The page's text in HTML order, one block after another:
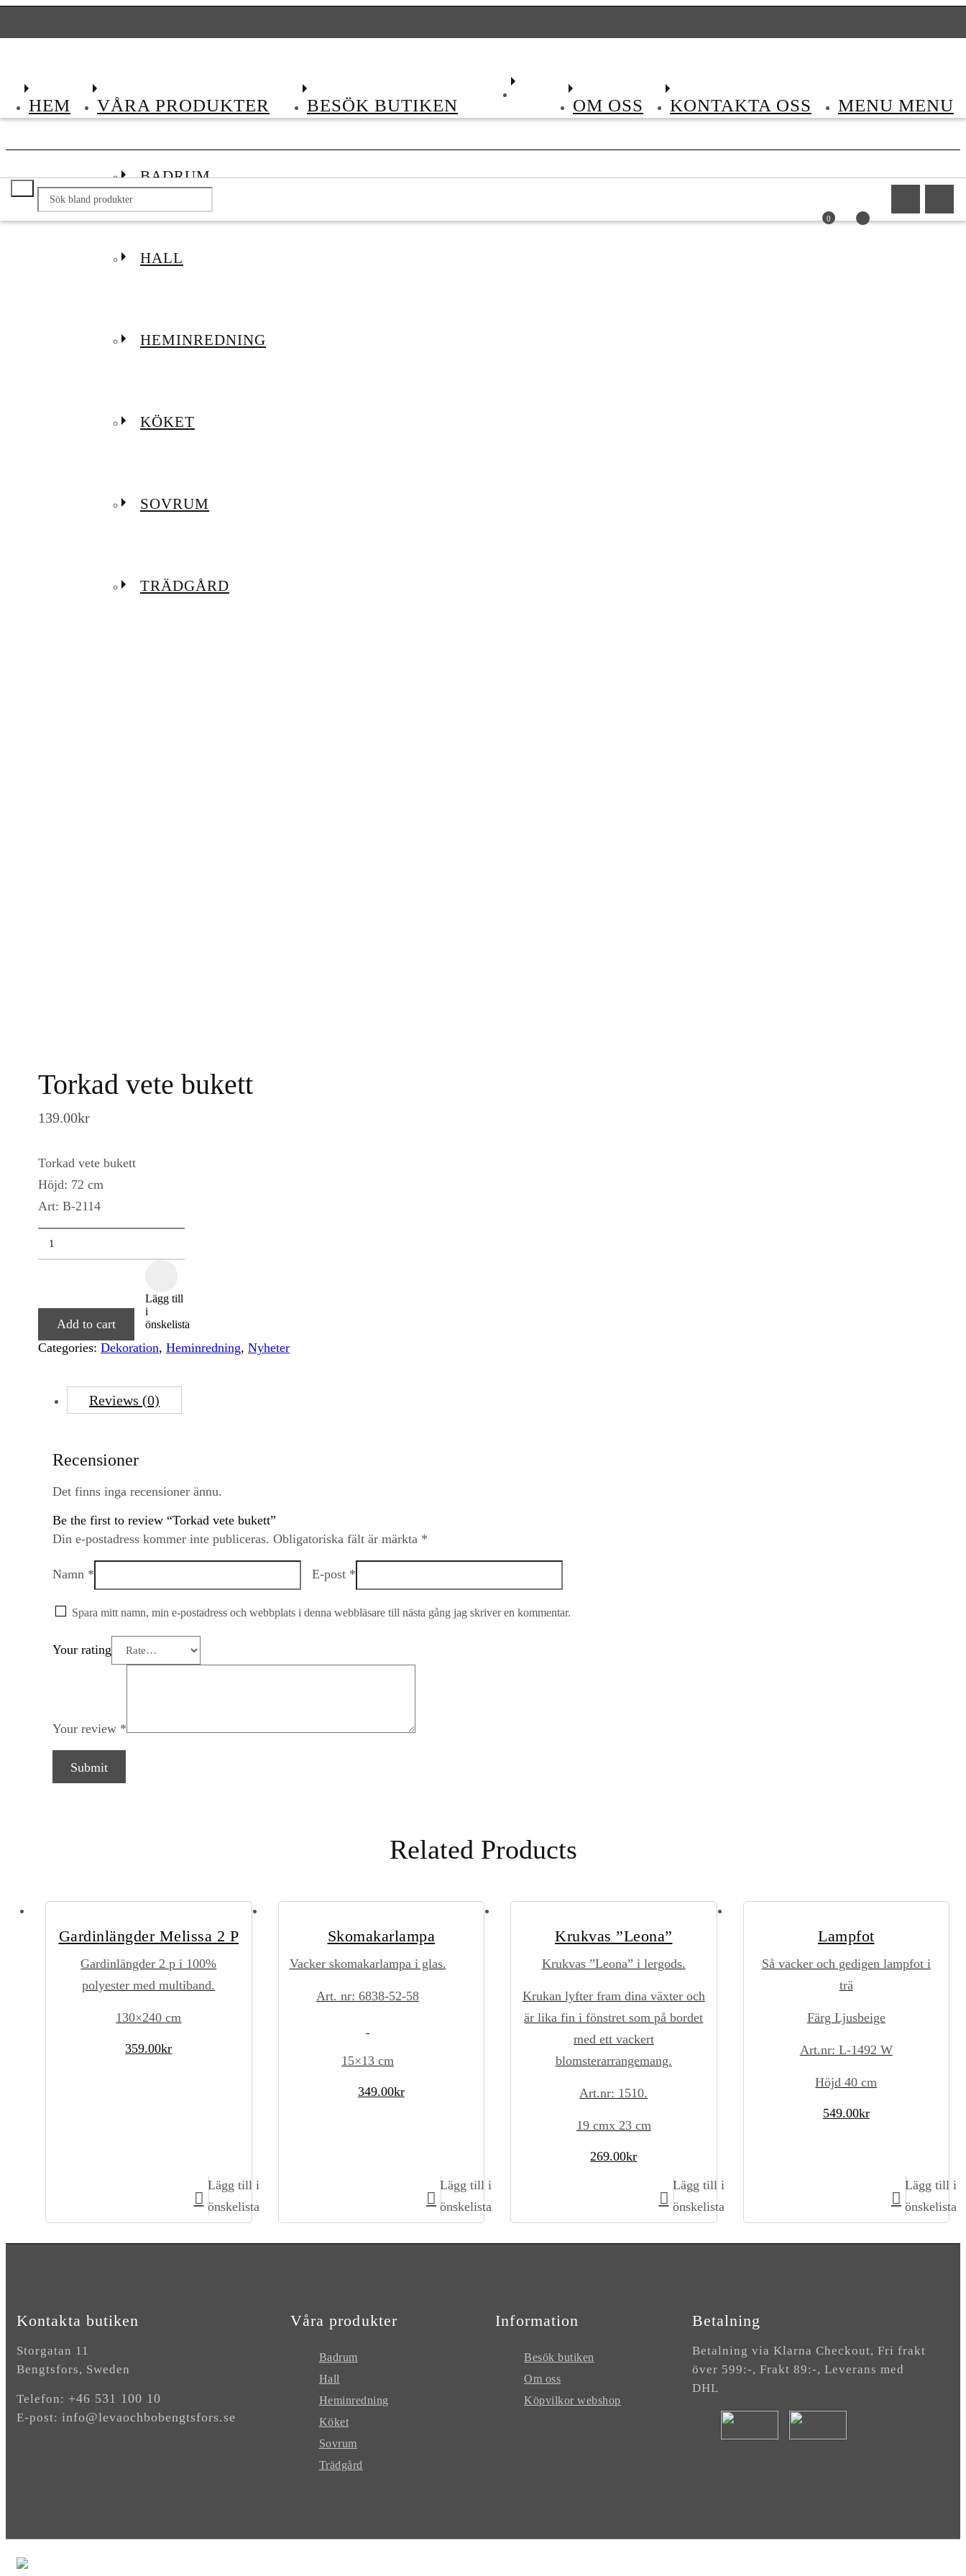
+46 531 100 10 info@levaochbobengtsfors.se
HEM VÅRA PRODUKTER
BADRUM
HALL
HEMINREDNING
KÖKET
SOVRUM
TRÄDGÅRD
BESÖK BUTIKEN OM OSS KONTAKTA OSS MENU MENU
0
Torkad vete bukett
139.00kr
Torkad vete bukett
Höjd: 72 cm
Art: B-2114
vete
bukett
Add to cart
Lägg till
i
önskelista
Categories: Dekoration, Heminredning, Nyheter
Reviews (0)
Recensioner
Det finns inga recensioner ännu.
Be the first to review “Torkad vete bukett”
Din e-postadress kommer inte publiceras. Obligatoriska fält är märkta *
Namn * E-post *
Spara mitt namn, min e-postadress och webbplats i denna webbläsare till nästa gång jag skriver en kommentar.
Your rating
Your review *
Related Products
Gardinlängder Melissa 2 P
Gardinlängder 2 p i 100%
polyester med multiband.
130×240 cm
359.00kr
Lägg till i
önskelista
Skomakarlampa
Vacker skomakarlampa i glas.
Art. nr: 6838-52-58
15×13 cm
349.00kr
Lägg till i
önskelista
Krukvas ”Leona”
Krukvas ”Leona” i lergods.
Krukan lyfter fram dina växter och
är lika fin i fönstret som på bordet
med ett vackert
blomsterarrangemang.
Art.nr: 1510.
19 cmx 23 cm
269.00kr
Lägg till i
önskelista
Lampfot
Så vacker och gedigen lampfot i
trä
Färg Ljusbeige
Art.nr: L-1492 W
Höjd 40 cm
549.00kr
Lägg till i
önskelista
Kontakta butiken
Storgatan 11
Bengtsfors, Sweden
Telefon: +46 531 100 10
E-post: info@levaochbobengtsfors.se
Våra produkter
Badrum
Hall
Heminredning
Köket
Sovrum
Trädgård
Information
Besök butiken
Om oss
Köpvilkor webshop
Betalning
Betalning via Klarna Checkout, Fri frakt
över 599:-, Frakt 89:-, Leverans med
DHL